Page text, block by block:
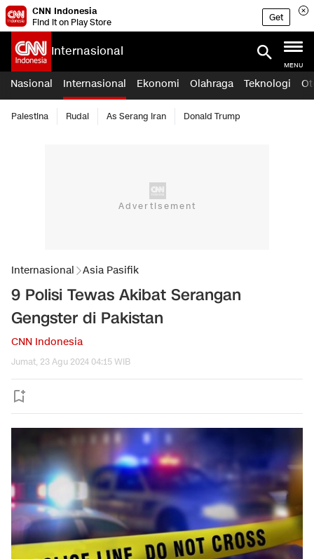
CNN Indonesia
Find it on Play Store
Get
Internasional
MENU
Nasional Internasional Ekonomi Olahraga Teknologi
Palestina Rudal As Serang Iran Donald Trump
Internasional Asia Pasifik
9 Polisi Tewas Akibat Serangan
Gengster di Pakistan
CNN Indonesia
Jumat, 23 Agu 2024 04:15 WIB